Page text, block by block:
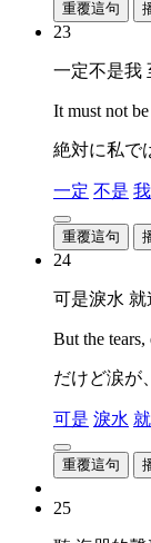
重覆這句
23
一定不是我
It must not
絶対に私で
一定 不是 我
重覆這句
24
可是淚水
But the tears,
だけど涙が
可是 淚水
重覆這句
25